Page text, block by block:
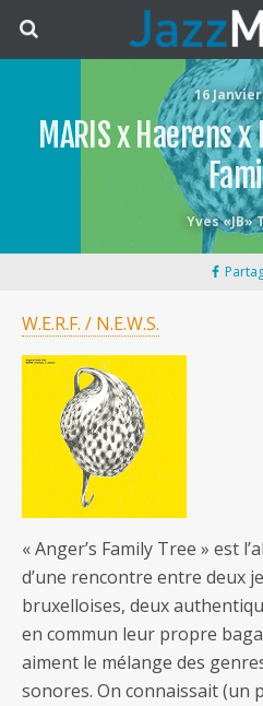
16
MARIS x Haerens x
Yves «JB»
W.E.R.F. / N.E.W.S.
« Anger’s Family Tree » est
d’une rencontre entre deux
bruxelloises, deux
en commun leur propre
aiment le mélange des
sonores. On connaissait (un